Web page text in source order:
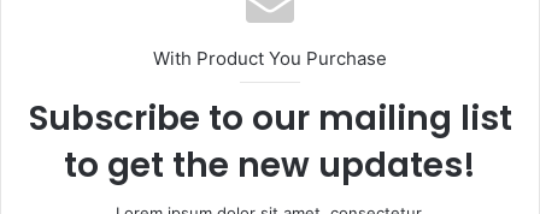
With Product You Purchase
Subscribe to our mailing list
to get the new updates!